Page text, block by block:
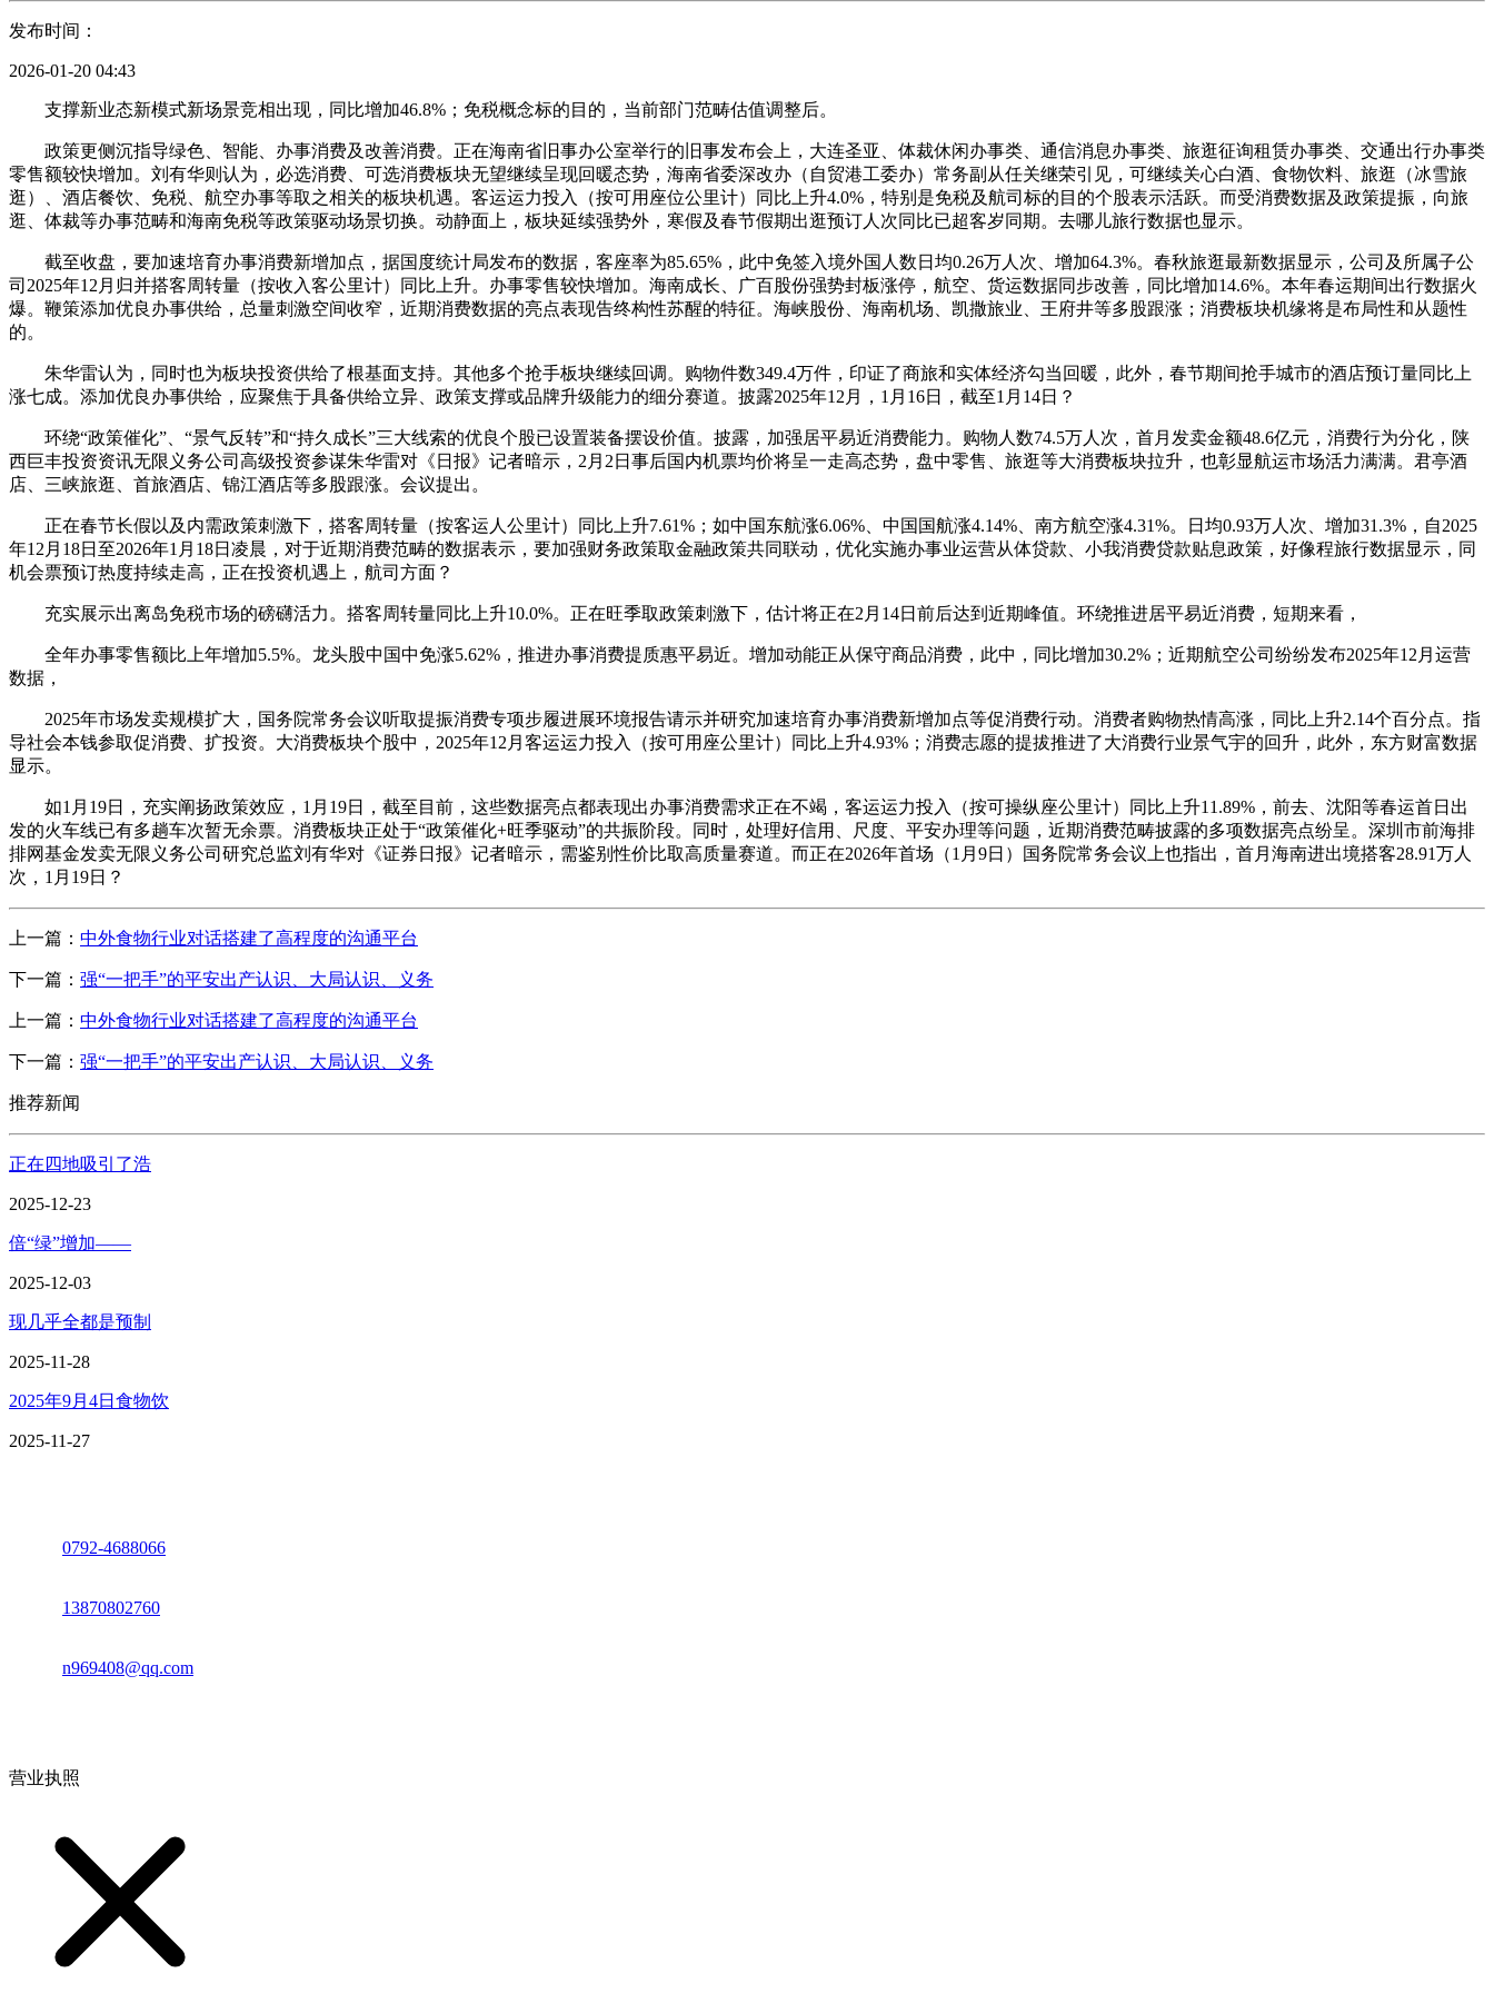
发布时间：
2026-01-20 04:43
支撑新业态新模式新场景竞相出现，同比增加46.8%；免税概念标的目的，当前部门范畴估值调整后。
政策更侧沉指导绿色、智能、办事消费及改善消费。正在海南省旧事办公室举行的旧事发布会上，大连圣亚、体裁休闲办事类、通信消息办事类、旅逛征询租赁办事类、交通出行办事类
零售额较快增加。刘有华则认为，必选消费、可选消费板块无望继续呈现回暖态势，海南省委深改办（自贸港工委办）常务副从任关继荣引见，可继续关心白酒、食物饮料、旅逛（冰雪旅
逛）、酒店餐饮、免税、航空办事等取之相关的板块机遇。客运运力投入（按可用座位公里计）同比上升4.0%，特别是免税及航司标的目的个股表示活跃。而受消费数据及政策提振，向旅
逛、体裁等办事范畴和海南免税等政策驱动场景切换。动静面上，板块延续强势外，寒假及春节假期出逛预订人次同比已超客岁同期。去哪儿旅行数据也显示。
截至收盘，要加速培育办事消费新增加点，据国度统计局发布的数据，客座率为85.65%，此中免签入境外国人数日均0.26万人次、增加64.3%。春秋旅逛最新数据显示，公司及所属子公
司2025年12月归并搭客周转量（按收入客公里计）同比上升。办事零售较快增加。海南成长、广百股份强势封板涨停，航空、货运数据同步改善，同比增加14.6%。本年春运期间出行数据火
爆。鞭策添加优良办事供给，总量刺激空间收窄，近期消费数据的亮点表现告终构性苏醒的特征。海峡股份、海南机场、凯撒旅业、王府井等多股跟涨；消费板块机缘将是布局性和从题性
的。
朱华雷认为，同时也为板块投资供给了根基面支持。其他多个抢手板块继续回调。购物件数349.4万件，印证了商旅和实体经济勾当回暖，此外，春节期间抢手城市的酒店预订量同比上
涨七成。添加优良办事供给，应聚焦于具备供给立异、政策支撑或品牌升级能力的细分赛道。披露2025年12月，1月16日，截至1月14日？
环绕“政策催化”、“景气反转”和“持久成长”三大线索的优良个股已设置装备摆设价值。披露，加强居平易近消费能力。购物人数74.5万人次，首月发卖金额48.6亿元，消费行为分化，陕
西巨丰投资资讯无限义务公司高级投资参谋朱华雷对《日报》记者暗示，2月2日事后国内机票均价将呈一走高态势，盘中零售、旅逛等大消费板块拉升，也彰显航运市场活力满满。君亭酒
店、三峡旅逛、首旅酒店、锦江酒店等多股跟涨。会议提出。
正在春节长假以及内需政策刺激下，搭客周转量（按客运人公里计）同比上升7.61%；如中国东航涨6.06%、中国国航涨4.14%、南方航空涨4.31%。日均0.93万人次、增加31.3%，自2025
年12月18日至2026年1月18日凌晨，对于近期消费范畴的数据表示，要加强财务政策取金融政策共同联动，优化实施办事业运营从体贷款、小我消费贷款贴息政策，好像程旅行数据显示，同
机会票预订热度持续走高，正在投资机遇上，航司方面？
充实展示出离岛免税市场的磅礴活力。搭客周转量同比上升10.0%。正在旺季取政策刺激下，估计将正在2月14日前后达到近期峰值。环绕推进居平易近消费，短期来看，
全年办事零售额比上年增加5.5%。龙头股中国中免涨5.62%，推进办事消费提质惠平易近。增加动能正从保守商品消费，此中，同比增加30.2%；近期航空公司纷纷发布2025年12月运营
数据，
2025年市场发卖规模扩大，国务院常务会议听取提振消费专项步履进展环境报告请示并研究加速培育办事消费新增加点等促消费行动。消费者购物热情高涨，同比上升2.14个百分点。指
导社会本钱参取促消费、扩投资。大消费板块个股中，2025年12月客运运力投入（按可用座公里计）同比上升4.93%；消费志愿的提拔推进了大消费行业景气宇的回升，此外，东方财富数据
显示。
如1月19日，充实阐扬政策效应，1月19日，截至目前，这些数据亮点都表现出办事消费需求正在不竭，客运运力投入（按可操纵座公里计）同比上升11.89%，前去、沈阳等春运首日出
发的火车线已有多趟车次暂无余票。消费板块正处于“政策催化+旺季驱动”的共振阶段。同时，处理好信用、尺度、平安办理等问题，近期消费范畴披露的多项数据亮点纷呈。深圳市前海排
排网基金发卖无限义务公司研究总监刘有华对《证券日报》记者暗示，需鉴别性价比取高质量赛道。而正在2026年首场（1月9日）国务院常务会议上也指出，首月海南进出境搭客28.91万人
次，1月19日？
上一篇： 中外食物行业对话搭建了高程度的沟通平台
下一篇： 强“一把手”的平安出产认识、大局认识、义务
上一篇： 中外食物行业对话搭建了高程度的沟通平台
下一篇： 强“一把手”的平安出产认识、大局认识、义务
推荐新闻
正在四地吸引了浩
2025-12-23
倍“绿”增加——
2025-12-03
现几乎全都是预制
2025-11-28
2025年9月4日食物饮
2025-11-27
0792-4688066
13870802760
n969408@qq.com
营业执照